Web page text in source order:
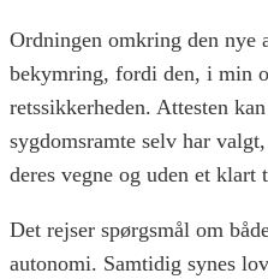
Ordningen omkring den nye
bekymring, fordi den, i min
retssikkerheden. Attesten
sygdomsramte selv har
deres vegne og uden et klart
Det rejser spørgsmål om
autonomi. Samtidig synes